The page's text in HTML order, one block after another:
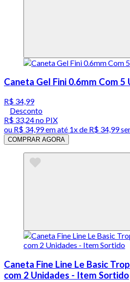
Caneta Gel Fini 0.6mm Com 5
R$ 34,99
Desconto
R$ 33,24no PIX
ou R$ 34,99em até 1x de R$ 34,99
COMPRAR AGORA
Caneta Fine Line Le Basic
com 2 Unidades - Item Sortido